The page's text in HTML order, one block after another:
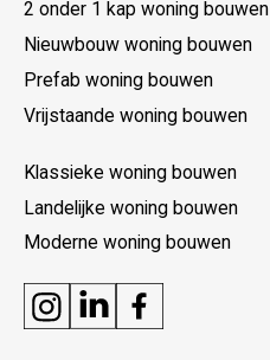
2 onder 1 kap woning bouwen
Nieuwbouw woning bouwen
Prefab woning bouwen
Vrijstaande woning bouwen
Klassieke woning bouwen
Landelijke woning bouwen
Moderne woning bouwen